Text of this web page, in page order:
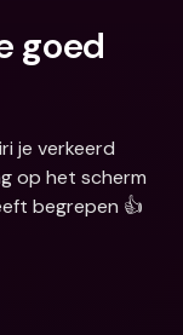
goed
je verkeerd
op het scherm
begrepen 👍